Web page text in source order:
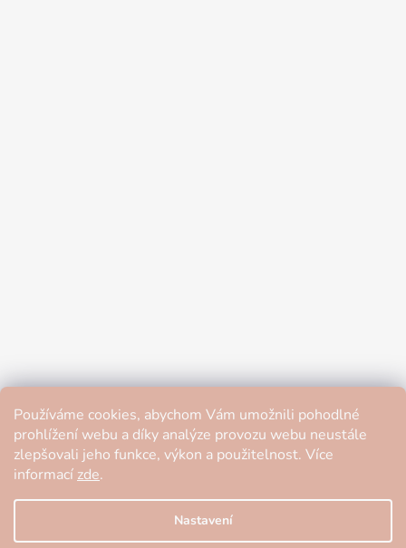
Používáme cookies, abychom Vám umožnili pohodlné
prohlížení webu a díky analýze provozu webu neustále
zlepšovali jeho funkce, výkon a použitelnost. Více
informací zde.
Nastavení